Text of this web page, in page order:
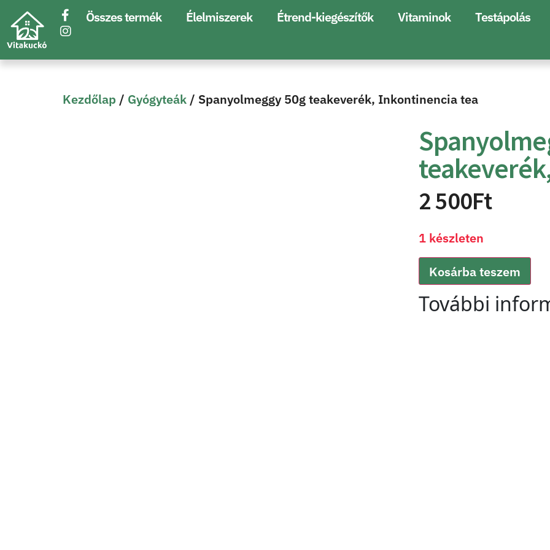
Összes termék Élelmiszerek Étrend-kiegészítők Vitaminok Testápolás
Kezdőlap / Gyógyteák / Spanyolmeggy 50g teakeverék, Inkontinencia tea
2 500Ft
1 készleten
Kosárba teszem
További